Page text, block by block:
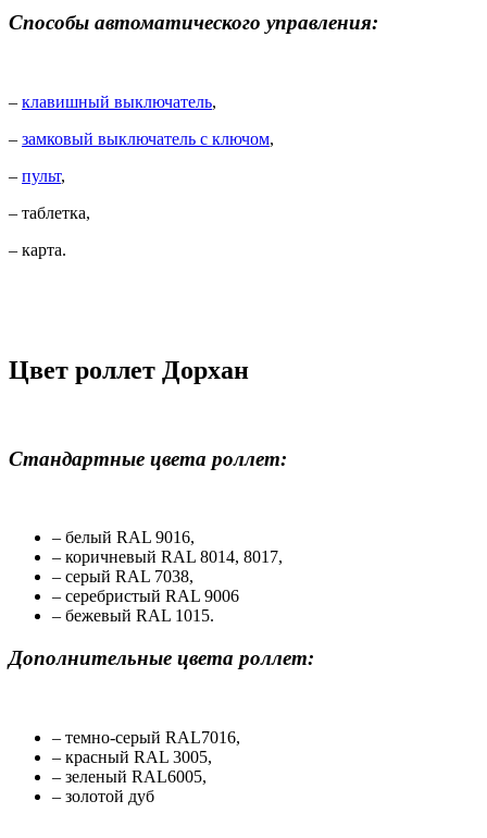
Способы автоматического управления:
– клавишный выключатель,
– замковый выключатель с ключом,
– пульт,
– таблетка,
– карта.
Цвет роллет Дорхан
Стандартные цвета роллет:
– белый RAL 9016,
– коричневый RAL 8014, 8017,
– серый RAL 7038,
– серебристый RAL 9006
– бежевый RAL 1015.
Дополнительные цвета роллет:
– темно-серый RAL7016,
– красный RAL 3005,
– зеленый RAL6005,
– золотой дуб